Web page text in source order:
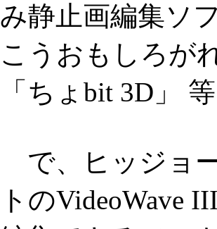
み静止画編集ソ
こうおもしろが
「ちょbit 3D」
で、ヒッジョ
トのVideoWave